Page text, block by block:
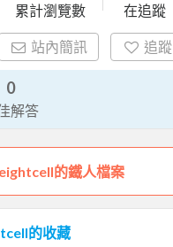
累計瀏覽數
在追蹤
站內簡訊 追蹤
0
解答
eightcell的鐵人檔案
的收藏